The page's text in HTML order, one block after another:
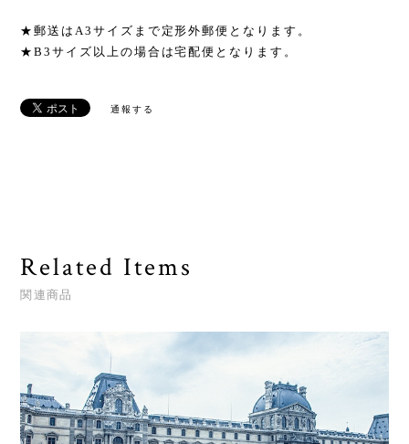
★郵送はA3サイズまで定形外郵便となります。
★B3サイズ以上の場合は宅配便となります。
通報する
Related Items
関連商品